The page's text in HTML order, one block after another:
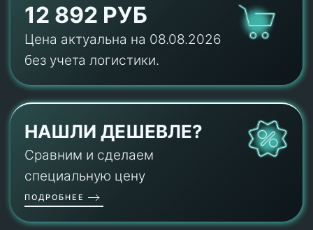
12 892 РУБ
Цена актуальна на 08.08.2026
без учета логистики.
НАШЛИ ДЕШЕВЛЕ?
Сравним и сделаем
специальную цену
ПОДРОБНЕЕ